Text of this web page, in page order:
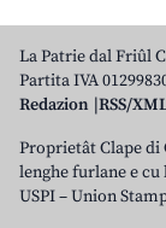
La Patrie dal Friûl
Partita IVA
Redazion RSS/
Proprietât Clape di
lenghe furlane e cu
USPI – Union